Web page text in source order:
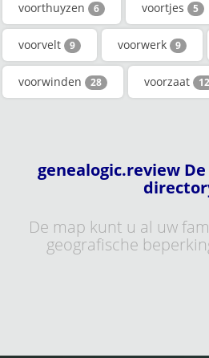
voorthuyzen 6 voortjes 5
voorvelt 9 voorwerk 9
voorwinden 28 voorzaat 12
genealogic.review
De map kunt u al uw
geografische